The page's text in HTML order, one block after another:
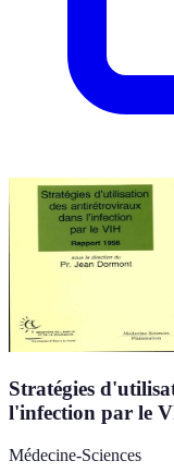
Stratégies
l'infection par le
Médecine-Sciences